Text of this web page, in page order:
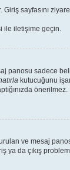
sayfasını
ile iletişime geçin.
sadece
kutucuğunu
önerilmez.
ve mesaj
da çıkış